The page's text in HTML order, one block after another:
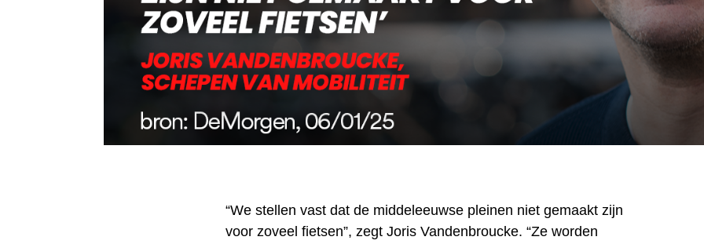
“We stellen vast dat de middeleeuwse pleinen niet gemaakt zijn
voor zoveel fietsen”, zegt Joris Vandenbroucke. “Ze worden